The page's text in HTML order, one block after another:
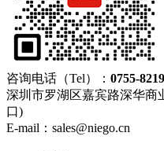
咨询电话（Tel）： 0755-
深圳市罗湖区嘉宾路深华商
口)
E-mail：sales@niego.cn